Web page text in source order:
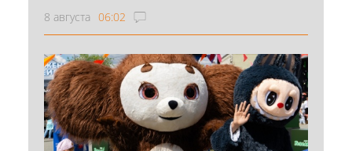
8 августа 06:02